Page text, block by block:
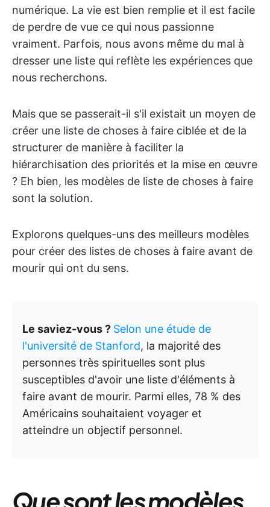
numérique. La vie est bien remplie et il est facile
de perdre de vue ce qui nous passionne
vraiment. Parfois, nous avons même du mal à
dresser une liste qui reflète les expériences que
nous recherchons.
Mais que se passerait-il s'il existait un moyen de
créer une liste de choses à faire ciblée et de la
structurer de manière à faciliter la
hiérarchisation des priorités et la mise en œuvre
? Eh bien, les modèles de liste de choses à faire
sont la solution.
Explorons quelques-uns des meilleurs modèles
pour créer des listes de choses à faire avant de
mourir qui ont du sens.
Le saviez-vous ? Selon une étude de
l'université de Stanford, la majorité des
personnes très spirituelles sont plus
susceptibles d'avoir une liste d'éléments à
faire avant de mourir. Parmi elles, 78 % des
Américains souhaitaient voyager et
atteindre un objectif personnel.
Que sont les modèles